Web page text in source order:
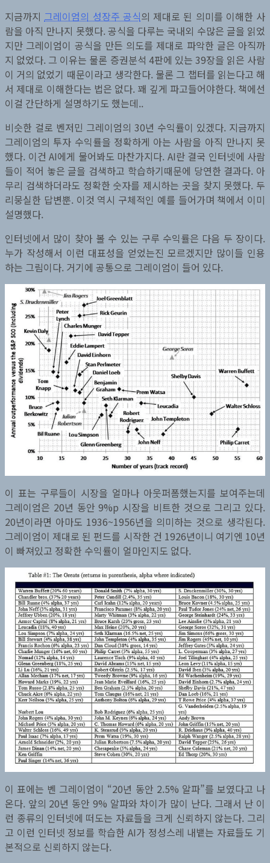
오
일
부
변
경
팔
우
업
지금까지 그레이엄의 성장주 공식의 제대로 된 의미를 이해한 사
람을 아직 만나지 못했다. 공식을 다루는 국내외 수많은 글을 읽었
지만 그레이엄이 공식을 만든 의도를 제대로 파악한 글은 아직까
지 없었다. 그 이유는 물론 증권분석 4판에 있는 39장을 읽은 사람
이 거의 없었기 때문이라고 생각한다. 물론 그 챕터를 읽는다고 해
서 제대로 이해한다는 법은 없다. 꽤 깊게 파고들어야한다. 책에선
이걸 간단하게 설명하기도 했는데..
비슷한 걸로 벤저민 그레이엄의 30년 수익률이 있겠다. 지금까지
그레이엄의 투자 수익률을 정확하게 아는 사람을 아직 만나지 못
했다. 이건 AI에게 물어봐도 마찬가지다. AI란 결국 인터넷에 사람
들이 적어 놓은 글을 검색하고 학습하기때문에 당연한 결과다. 아
무리 검색하더라도 정확한 숫자를 제시하는 곳을 찾지 못했다. 두
리뭉실한 답변뿐. 이것 역시 구체적인 예를 들어가며 책에서 이미
설명했다.
인터넷에서 많이 찾아 볼 수 있는 구루 수익률은 다음 두 장이다.
누가 작성해서 이런 대표성을 얻었는진 모르겠지만 많이들 인용
하는 그림이다. 거기에 공통으로 그레이엄이 들어 있다.
이 표는 구루들이 시장을 얼마나 아웃퍼폼했는지를 보여주는데
그레이엄은 20년 동안 9%p 시장을 비트한 것으로 그리고 있다.
20년이라면 아마도 1936~1956년을 의미하는 것으로 생각된다.
그레이엄이 제대로 된 펀드를 시작한 건 1926년이니 여기엔 10년
이 빠져있고 정확한 수익률이 얼마인지도 없다.
이 표에는 벤 그레이엄이 “20년 동안 2.5% 알파”를 보였다고 나
온다. 앞의 20년 동안 9% 알파와 차이가 많이 난다. 그래서 난 이
런 종류의 인터넷에 떠도는 자료들을 크게 신뢰하지 않는다. 그리
고 이런 인터넷 정보를 학습한 AI가 정성스레 내뱉는 자료들도 기
본적으로 신뢰하지 않는다.